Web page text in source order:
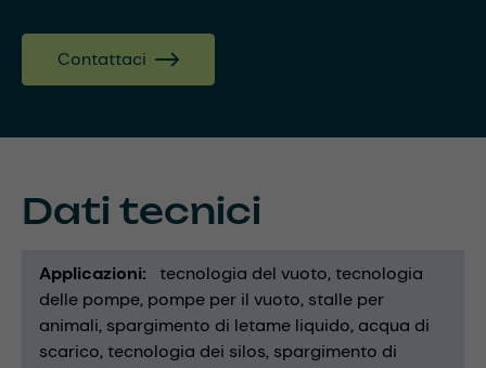
Contattaci
Dati tecnici
Applicazioni tecnologia del vuoto tecnologia
delle pompe pompe per il vuoto stalle per
animali spargimento di letame liquido acqua di
scarico tecnologia dei silos spargimento di